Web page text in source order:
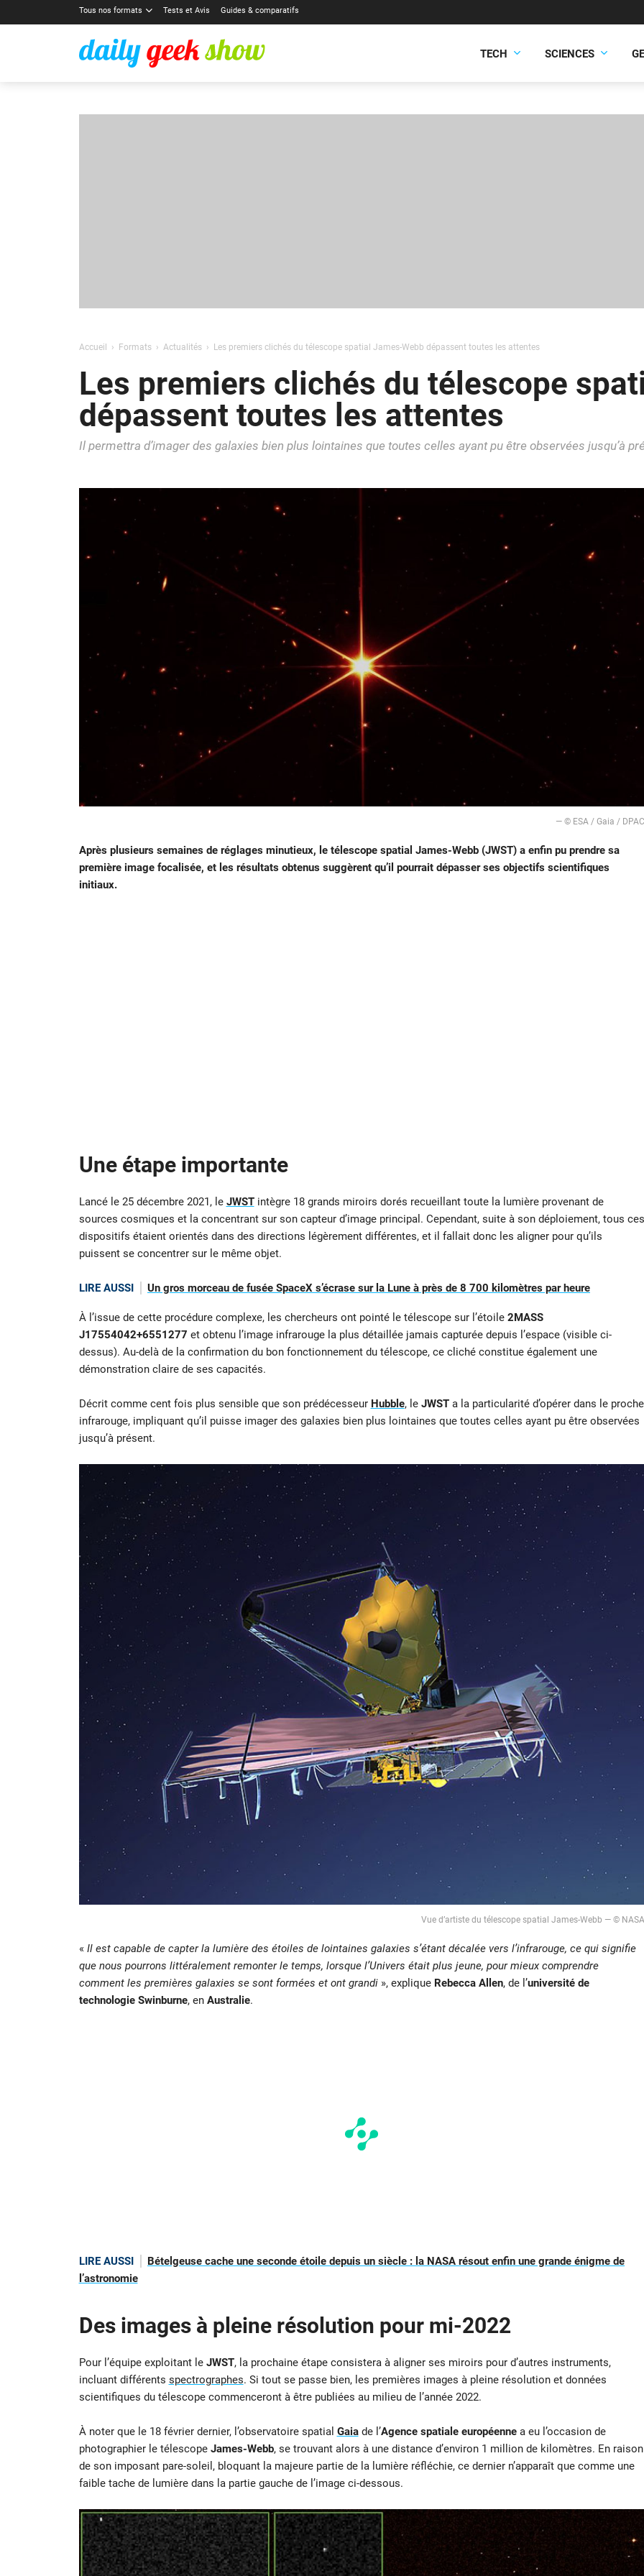
Tous nos formats Tests et Avis Guides & comparatifs
TECH SCIENCES
Accueil Formats Actualités Les premiers clichés du télescope spatial James-Webb dépassent toutes les attentes
Les premiers clichés du télescope
dépassent toutes les attentes
Il permettra d’imager des galaxies bien plus lointaines que toutes celles ayant pu être observées jusqu’à
— © ESA / Gaia / DPAC
Après plusieurs semaines de réglages minutieux, le télescope spatial James-Webb (JWST) a enfin pu prendre sa
première image focalisée, et les résultats obtenus suggèrent qu’il pourrait dépasser ses objectifs scientifiques
initiaux.
Une étape importante
Lancé le 25 décembre 2021, le JWSTintègre 18 grands miroirs dorés recueillant toute la lumière provenant de
sources cosmiques et la concentrant sur son capteur d’image principal. Cependant, suite à son déploiement, tous ces
dispositifs étaient orientés dans des directions légèrement différentes, et il fallait donc les aligner pour qu’ils
puissent se concentrer sur le même objet.
LIRE AUSSI Un gros morceau de fusée SpaceX s’écrase sur la Lune à près de 8 700 kilomètres par heure
À l’issue de cette procédure complexe, les chercheurs ont pointé le télescope sur l’étoile 2MASS
J17554042+6551277 et obtenu l’image infrarouge la plus détaillée jamais capturée depuis l’espace (visible ci-
dessus). Au-delà de la confirmation du bon fonctionnement du télescope, ce cliché constitue également une
démonstration claire de ses capacités.
Décrit comme cent fois plus sensible que son prédécesseur Hubble, le JWST a la particularité d’opérer dans le proche
infrarouge, impliquant qu’il puisse imager des galaxies bien plus lointaines que toutes celles ayant pu être observées
jusqu’à présent.
Vue d’artiste du télescope spatial James-Webb — © NASA
« Il est capable de capter la lumière des étoiles de lointaines galaxies s’étant décalée vers l’infrarouge, ce qui signifie
que nous pourrons littéralement remonter le temps, lorsque l’Univers était plus jeune, pour mieux comprendre
comment les premières galaxies se sont formées et ont grandi», explique Rebecca Allen, de l’université de
technologie Swinburne, en Australie.
LIRE AUSSI
Bételgeuse cache une seconde étoile depuis un siècle : la NASA résout enfin une grande énigme de
l’astronomie
Des images à pleine résolution pour mi-2022
Pour l’équipe exploitant le JWST, la prochaine étape consistera à aligner ses miroirs pour d’autres instruments,
incluant différents spectrographes. Si tout se passe bien, les premières images à pleine résolution et données
scientifiques du télescope commenceront à être publiées au milieu de l’année 2022.
À noter que le 18 février dernier, l’observatoire spatial Gaiade l’Agence spatiale européennea eu l’occasion de
photographier le télescope James-Webb, se trouvant alors à une distance d’environ 1 million de kilomètres. En raison
de son imposant pare-soleil, bloquant la majeure partie de la lumière réfléchie, ce dernier n’apparaît que comme une
faible tache de lumière dans la partie gauche de l’image ci-dessous.